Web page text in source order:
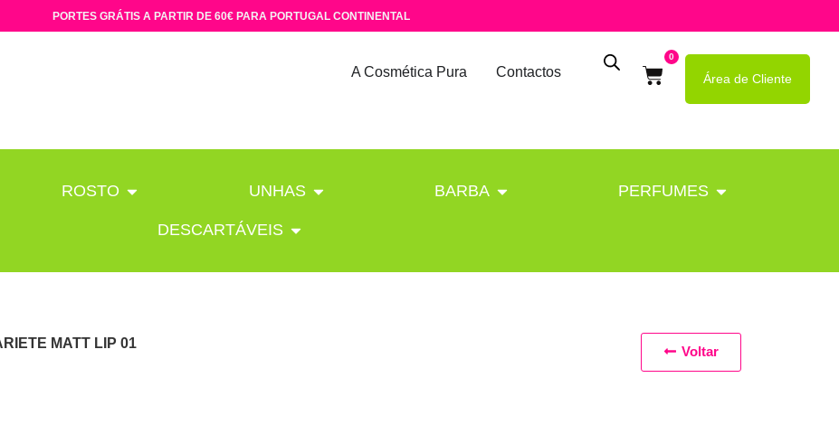
PORTES GRÁTIS A PARTIR DE 60€ PARA PORTUGAL CONTINENTAL
A Cosmética Pura Contactos
0
Área de Cliente
ROSTO UNHAS BARBA PERFUMES
DESCARTÁVEIS
MATT LIP 01
Voltar